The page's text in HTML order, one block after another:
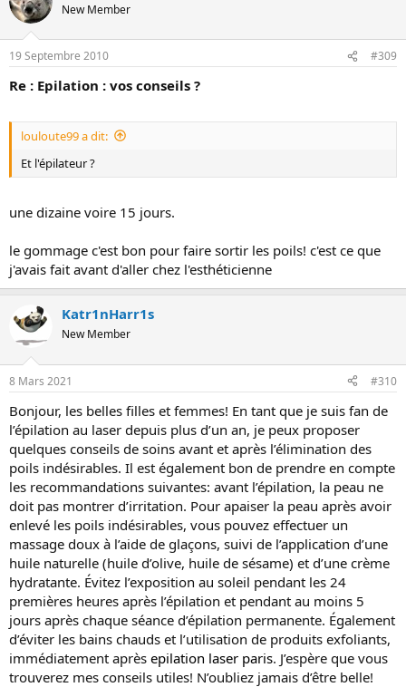
New Member
19 Septembre 2010 #309
Re : Epilation : vos conseils ?
louloute99 a dit:
Et l'épilateur ?
une dizaine voire 15 jours.
le gommage c'est bon pour faire sortir les poils! c'est ce que
j'avais fait avant d'aller chez l'esthéticienne
Katr1nHarr1s
New Member
8 Mars 2021 #310
Bonjour, les belles filles et femmes! En tant que je suis fan de
l’épilation au laser depuis plus d’un an, je peux proposer
quelques conseils de soins avant et après l’élimination des
poils indésirables. Il est également bon de prendre en compte
les recommandations suivantes: avant l’épilation, la peau ne
doit pas montrer d’irritation. Pour apaiser la peau après avoir
enlevé les poils indésirables, vous pouvez effectuer un
massage doux à l’aide de glaçons, suivi de l’application d’une
huile naturelle (huile d’olive, huile de sésame) et d’une crème
hydratante. Évitez l’exposition au soleil pendant les 24
premières heures après l’épilation et pendant au moins 5
jours après chaque séance d’épilation permanente. Également
d’éviter les bains chauds et l’utilisation de produits exfoliants,
immédiatement après epilation laser paris. J’espère que vous
trouverez mes conseils utiles! N’oubliez jamais d’être belle!